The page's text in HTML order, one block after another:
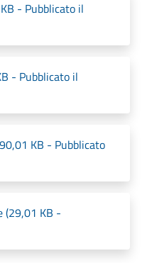
- Pubblicato il
- Pubblicato il
KB - Pubblicato
KB -